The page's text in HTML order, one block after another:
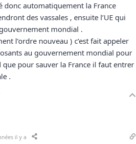
donc automatiquement la France
des vassales , ensuite l’UE qui
mondial .
l’ordre nouveau ) c’est fait appeler
au gouvernement mondial pour
pour sauver la France il faut entrer
.
il y a